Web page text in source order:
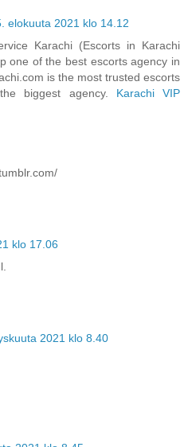
elokuuta 2021 klo 14.12
Karachi (Escorts in Karachi
one of the best escorts agency in
is the most trusted escorts
biggest agency. Karachi VIP
klo 17.06
2021 klo 8.40